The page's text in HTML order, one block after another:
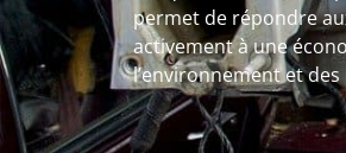
permet de répondre
activement à une
l’environnement et